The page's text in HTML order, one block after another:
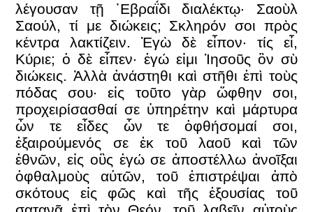
λέγουσαν τῇ ῾Εβραΐδι διαλέκτῳ· Σαοὺλ
Σαούλ, τί με διώκεις; Σκληρόν σοι πρὸς
κέντρα λακτίζειν. Ἐγὼ δὲ εἶπον· τίς εἶ,
Κύριε; ὁ δὲ εἶπεν· ἐγώ εἰμι Ἰησοῦς ὃν σὺ
διώκεις. Ἀλλὰ ἀνάστηθι καὶ στῆθι ἐπὶ τοὺς
πόδας σου· εἰς τοῦτο γὰρ ὤφθην σοι,
προχειρίσασθαί σε ὑπηρέτην καὶ μάρτυρα
ὧν τε εἶδες ὧν τε ὀφθήσομαί σοι,
ἐξαιρούμενός σε ἐκ τοῦ λαοῦ καὶ τῶν
ἐθνῶν, εἰς οὓς ἐγώ σε ἀποστέλλω ἀνοῖξαι
ὀφθαλμοὺς αὐτῶν, τοῦ ἐπιστρέψαι ἀπὸ
σκότους εἰς φῶς καὶ τῆς ἐξουσίας τοῦ